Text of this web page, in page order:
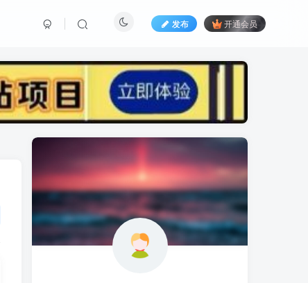
发布 开通会员
标签云
(1)黑科技 黑神话
鱼塘起号(1) 魔兽亚服(0) 魔兽(1)
骚气语音包
餐饮门店(1) 餐饮人(1) 餐饮(3)
(1) 风水教程(0) 风水(1)
风光摄影(1) 音乐号 音乐人项目(0)
音乐U盘(1) 韩国动漫(1)